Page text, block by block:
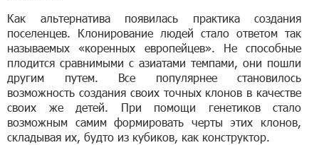
Как альтернатива появилась практика создания
поселенцев. Клонирование людей стало ответом так
называемых «коренных европейцев». Не способные
плодится сравнимыми с азиатами темпами, они пошли
другим путем. Все популярнее становилось
возможность создания своих точных клонов в качестве
своих же детей. При помощи генетиков стало
возможным самим формировать черты этих клонов,
складывая их, будто из кубиков, как конструктор.